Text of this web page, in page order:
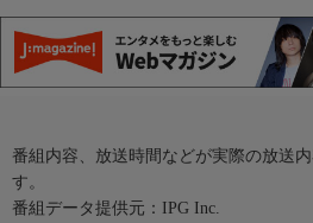
番組内容、放送時間などが実際の放送
す。
番組データ提供元：IPG Inc.